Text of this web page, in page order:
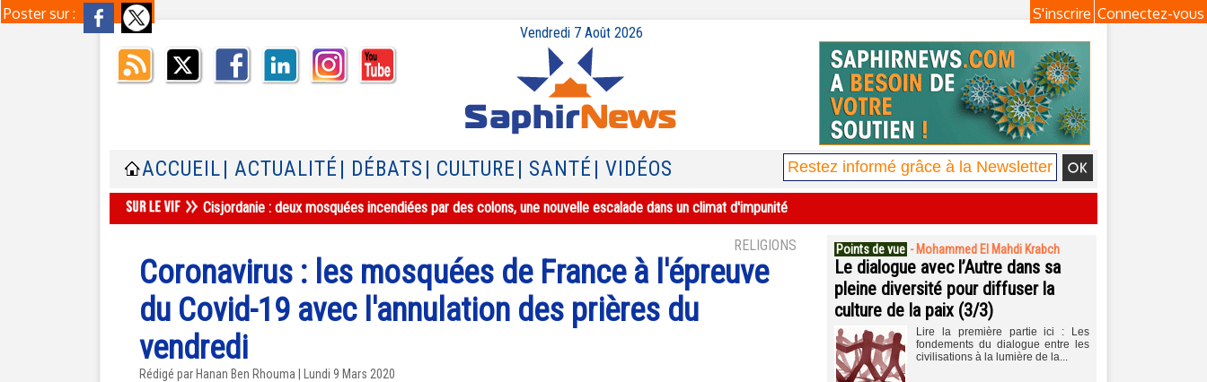
Poster sur : Connectez-vous
S'inscrire
Vendredi 7 Août 2026
ACCUEIL | ACTUALITÉ | DÉBATS | CULTURE | SANTÉ | VIDÉOS
Cisjordanie : deux mosquées incendiées par des colons, une nouvelle escalade dans un climat d'impunité
RELIGIONS
Coronavirus : les mosquées de France à l'épreuve
du Covid-19 avec l'annulation des prières du
vendredi
Rédigé par Hanan Ben Rhouma | Lundi 9 Mars 2020
Points de vue - Mohammed El Mahdi Krabch
Le dialogue avec l’Autre dans sa
pleine diversité pour diffuser la
culture de la paix (3/3)
Lire la première partie ici : Les
fondements du dialogue entre les
civilisations à la lumière de la...